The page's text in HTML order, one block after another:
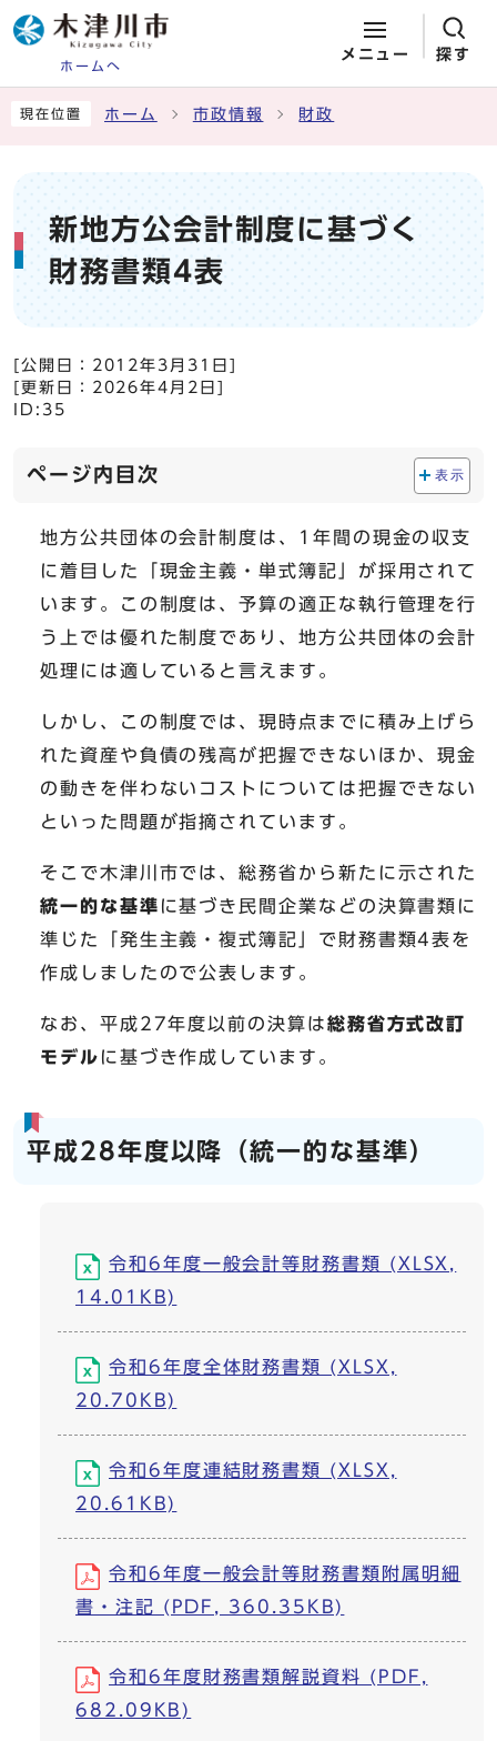
ホームへ
メニュー 探す
現在位置 ホーム 市政情報 財政
新地方公会計制度に基づく
財務書類4表
[公開日： 2012年3月31日
[更新日： 2026年4月2日
ID:35
ページ内目次 表示
地方公共団体の会計制度は、1年間の現金の収支
に着目した「現金主義・単式簿記」が採用されて
います。この制度は、予算の適正な執行管理を行
う上では優れた制度であり、地方公共団体の会計
処理には適していると言えます。
しかし、この制度では、現時点までに積み上げら
れた資産や負債の残高が把握できないほか、現金
の動きを伴わないコストについては把握できない
といった問題が指摘されています。
そこで木津川市では、総務省から新たに示された
統一的な基準 に基づき民間企業などの決算書類に
準じた「発生主義・複式簿記」で財務書類4表を
作成しましたので公表します。
なお、平成27年度以前の決算は総務省方式改訂
モデル に基づき作成しています。
平成28年度以降（統一的な基準）
令和6年度一般会計等財務書類 (XLSX,
14.01KB)
令和6年度全体財務書類 (XLSX,
20.70KB)
令和6年度連結財務書類 (XLSX,
20.61KB)
令和6年度一般会計等財務書類附属明細
書・注記 (PDF, 360.35KB)
令和6年度財務書類解説資料 (PDF,
682.09KB)